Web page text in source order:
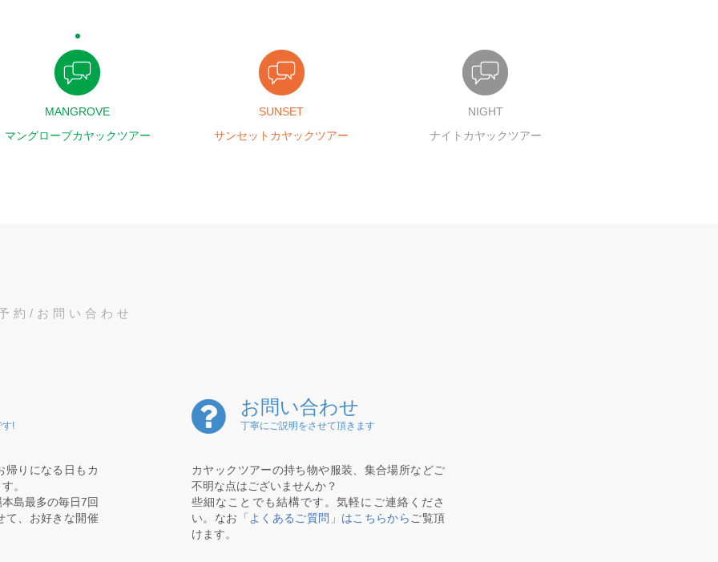
MANGROVE
マングローブカヤックツアー
SUNSET
サンセットカヤックツアー
NIGHT
ナイトカヤックツアー
約/お問い合わせ
す!
帰りになる日もカ
。
島最多の毎日7回
て、お好きな開催
お問い合わせ
丁寧にご説明をさせて頂きます
カヤックツアーの持ち物や服装、集合場所などご
不明な点はございませんか？
些細なことでも結構です。気軽にご連絡くださ
い。なお 「よくあるご質問」はこちらから ご覧頂
けます。